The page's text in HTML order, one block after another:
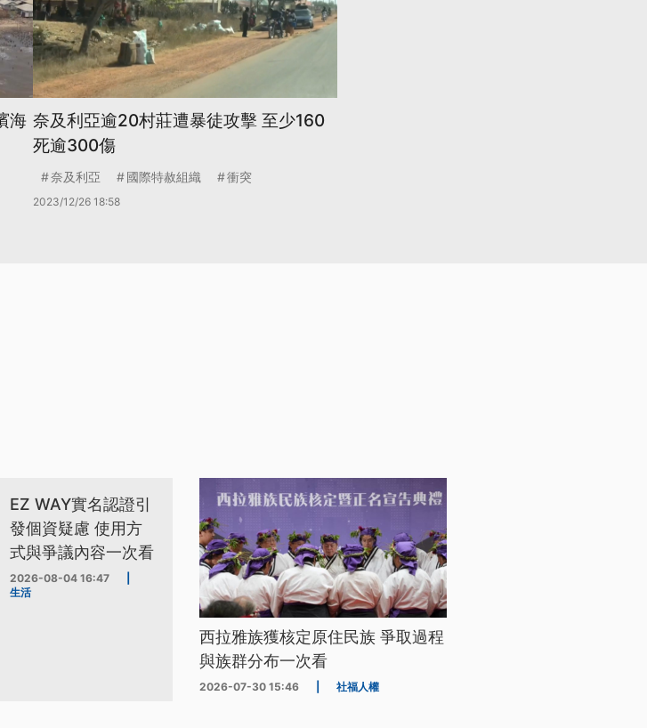
海 奈及利亞逾20村莊遭暴徒攻擊 至少160
死逾300傷
奈及利亞 國際特赦組織 衝突
2023/12/26 18:58
EZ WAY實名認證引
發個資疑慮 使用方
式與爭議內容一次看
2026-08-04 16:47
生活
西拉雅族獲核定原住民族 爭取過程
與族群分布一次看
2026-07-30 15:46 社福人權